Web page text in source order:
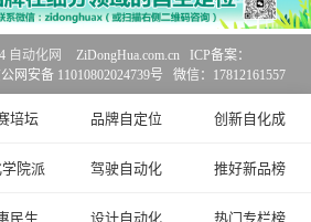
培坛 品牌自定位 创新自化成
学院派 驾驶自动化 推好新品榜
民生 设计自动化 热门专栏榜
自动化网
ZiDongHua.com.cn ICP备案：
网安备 11010802024739号 微信：17812161557